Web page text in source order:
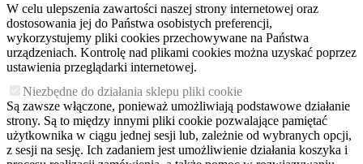
W celu ulepszenia zawartości naszej strony internetowej oraz
dostosowania jej do Państwa osobistych preferencji,
wykorzystujemy pliki cookies przechowywane na Państwa
urządzeniach. Kontrolę nad plikami cookies można uzyskać poprzez
ustawienia przeglądarki internetowej.
Niezbędne do działania sklepu pliki cookie
Są zawsze włączone, ponieważ umożliwiają podstawowe działanie
strony. Są to między innymi pliki cookie pozwalające pamiętać
użytkownika w ciągu jednej sesji lub, zależnie od wybranych opcji,
z sesji na sesję. Ich zadaniem jest umożliwienie działania koszyka i